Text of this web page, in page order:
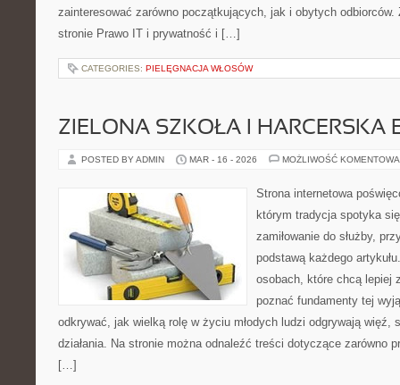
zainteresować zarówno początkujących, jak i obytych odbiorców.
stronie Prawo IT i prywatność i […]
CATEGORIES: PIELĘGNACJA WŁOSÓW
ZIELONA SZKOŁA I HARCERSKA
POSTED BY ADMIN MAR - 16 - 2026 MOŻLIWOŚĆ
Strona internetowa
którym tradycja spotyka
zamiłowanie do służby,
podstawą każdego
osobach, które chcą lepiej
poznać fundamenty tej
odkrywać, jak wielką rolę w życiu młodych ludzi odgrywają więź,
działania. Na stronie można odnaleźć treści dotyczące zarówno
[…]